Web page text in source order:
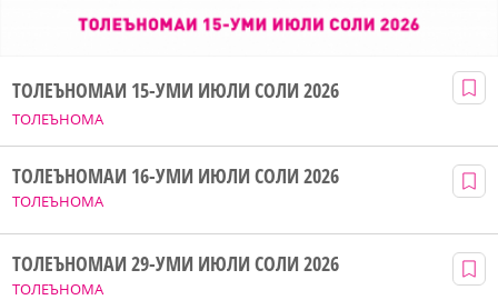
ТОЛЕЪНОМА
ТОЛЕЪНОМАИ 15-УМИ ИЮЛИ СОЛИ 2026
ТОЛЕЪНОМА
ТОЛЕЪНОМАИ 16-УМИ ИЮЛИ СОЛИ 2026
ТОЛЕЪНОМА
ТОЛЕЪНОМАИ 29-УМИ ИЮЛИ СОЛИ 2026